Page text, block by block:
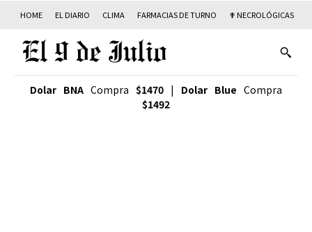
HOME EL DIARIO CLIMA FARMACIAS DE TURNO ✟ NECROLÓGICAS
Dolar BNA Compra $1470 | Dolar Blue Compra
$1492